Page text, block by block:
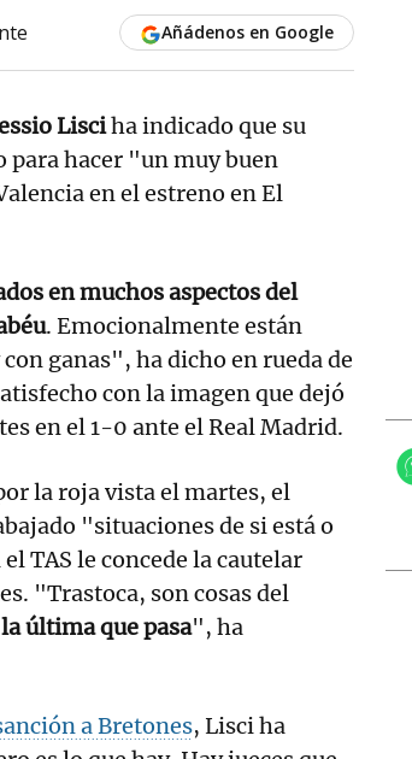
Añádenos en Google
Lisciha indicado que su
hacer "un muy buen
en el estreno en El
en muchos aspectos del
. Emocionalmente están
ganas", ha dicho en rueda de
con la imagen que dejó
en el 1-0 ante el Real Madrid.
la roja vista el martes, el
"situaciones de si está o
TAS le concede la cautelar
"Trastoca, son cosas del
última que pasa", ha
a Bretones, Lisci ha